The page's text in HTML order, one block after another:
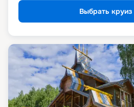
Выбрать круиз